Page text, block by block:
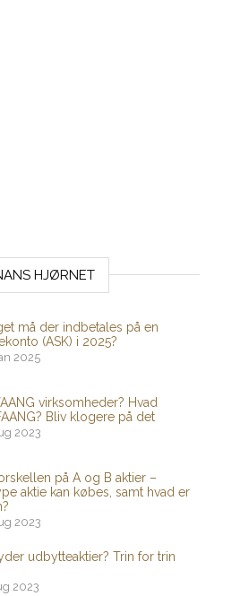
HJØRNET
må der indbetales på en
(ASK) i 2025?
2025
virksomheder? Hvad
Bliv klogere på det
2023
på A og B aktier –
aktie kan købes, samt hvad er
2023
udbytteaktier? Trin for trin
2023